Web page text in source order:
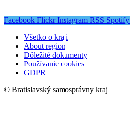
Facebook Flickr Instagram RSS Spotify
Všetko o kraji
About region
Dôležité dokumenty
Používanie cookies
GDPR
© Bratislavský samosprávny kraj